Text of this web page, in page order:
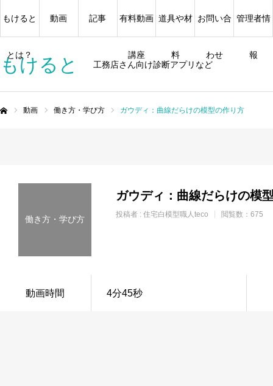
もけると 工務店さん向け診断アプリなど
もけると
とは？
動画 記事 有料動画
講座
道具や材
料
お問い合
わせ
管理者情
報
動画 働き方・学び方 ガウディ：曲線だらけの模型の作り方
働き方・学び方
ガウディ：曲線だらけの模
投稿者 : 住宅白模型職人teco 閲覧数：675
動画時間 4分45秒